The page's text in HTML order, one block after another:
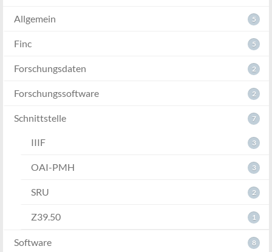
Allgemein 5
Finc 5
Forschungsdaten 2
Forschungssoftware 2
Schnittstelle 7
IIIF 3
OAI-PMH 3
SRU 2
Z39.50 1
Software 8